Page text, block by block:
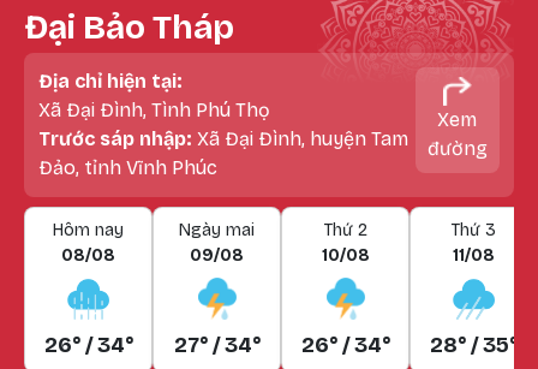
Đại Bảo Tháp
Địa chỉ hiện tại:
Xã Đại Đình, Tình Phú Thọ
Trước sáp nhập: Xã Đại Đình, huyện Tam
Đảo, tỉnh Vĩnh Phúc
Xem
đường
Hôm nay
08/08
26° / 34°
Ngày mai
09/08
27° / 34°
Thứ 2
10/08
26° / 34°
Thứ 3
11/08
28° / 35°